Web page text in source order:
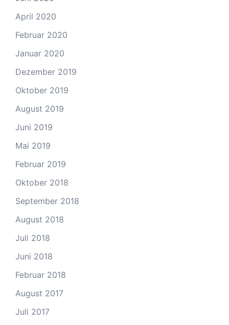
April 2020
Februar 2020
Januar 2020
Dezember 2019
Oktober 2019
August 2019
Juni 2019
Mai 2019
Februar 2019
Oktober 2018
September 2018
August 2018
Juli 2018
Juni 2018
Februar 2018
August 2017
Juli 2017